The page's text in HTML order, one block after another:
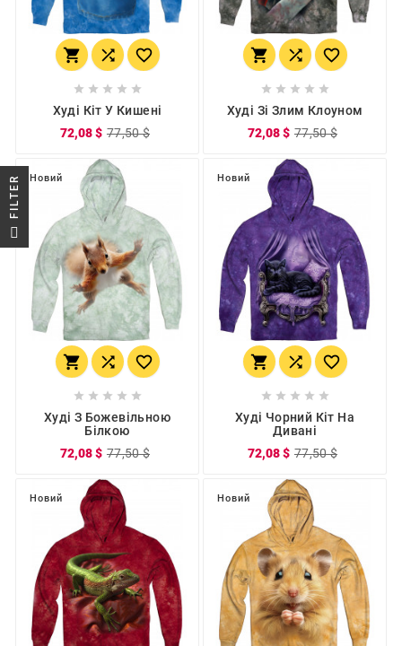
  
    
Худі Кіт У Кишені
72,08 $ 77,50 $
  
    
Худі Зі Злим Клоуном
72,08 $ 77,50 $
Новий
  
    
Худі З Божевільною
Білкою
72,08 $ 77,50 $
Новий
  
    
Худі Чорний Кіт На
Дивані
72,08 $ 77,50 $
Новий Новий
R